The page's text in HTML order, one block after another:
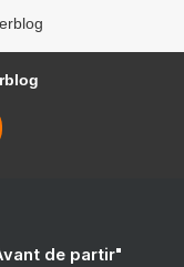
de partir"